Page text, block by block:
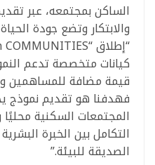
الساكن بمجتمعه، عبر
والابتكار وتضع جودة
كيانات متخصصة تدعم
قيمة مضافة للمساهمين
فهدفنا هو تقديم نموذج
المجتمعات السكنية
التكامل بين الخبرة
الصديقة للبيئة.”